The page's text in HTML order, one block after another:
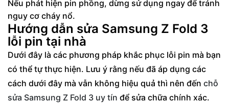
Nếu phát hiện pin phồng, dừng sử dụng ngay để tránh
nguy cơ cháy nổ.
Hướng dẫn sửa Samsung Z Fold 3
lỗi pin tại nhà
Dưới đây là các phương pháp khắc phục lỗi pin mà bạn
có thể tự thực hiện. Lưu ý rằng nếu đã áp dụng các
cách dưới đây mà vẫn không hiệu quả thì nên đến chỗ
sửa Samsung Z Fold 3 uy tín để sửa chữa chính xác.